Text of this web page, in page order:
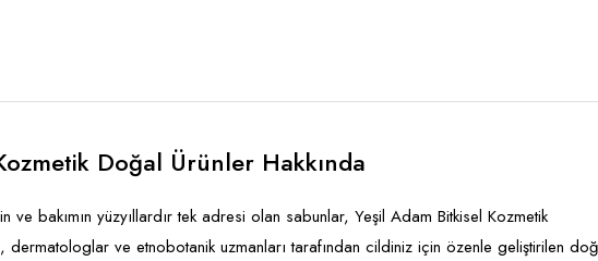
Doğal Ürünler Hakkında
ve bakımın yüzyıllardır tek adresi olan sabunlar, Yeşil Adam Bitkisel Kozmetik
dermatologlar ve etnobotanik uzmanları tarafından cildiniz için özenle geliştirilen